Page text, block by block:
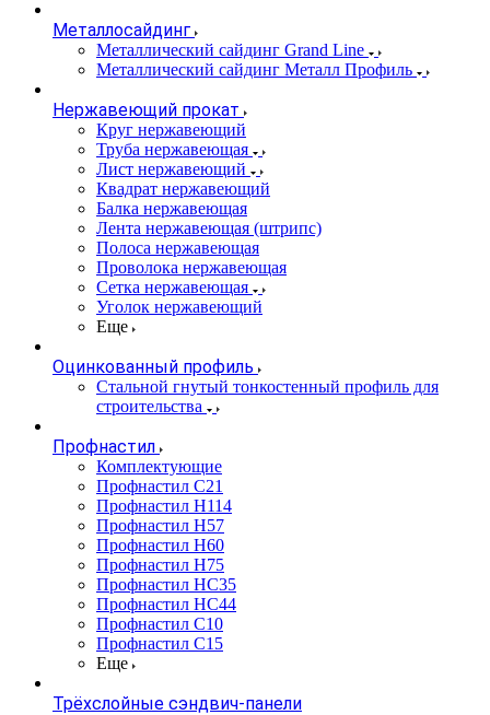
Металлосайдинг
Металлический сайдинг Grand Line
Металлический сайдинг Металл Профиль
Нержавеющий прокат
Круг нержавеющий
Труба нержавеющая
Лист нержавеющий
Квадрат нержавеющий
Балка нержавеющая
Лента нержавеющая (штрипс)
Полоса нержавеющая
Проволока нержавеющая
Сетка нержавеющая
Уголок нержавеющий
Еще
Оцинкованный профиль
Стальной гнутый тонкостенный профиль для
строительства
Профнастил
Комплектующие
Профнастил C21
Профнастил Н114
Профнастил Н57
Профнастил Н60
Профнастил Н75
Профнастил НС35
Профнастил НС44
Профнастил С10
Профнастил С15
Еще
Трёхслойные сэндвич-панели